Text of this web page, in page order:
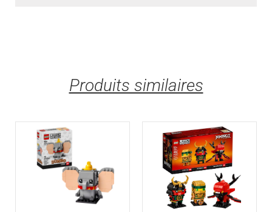
Produits similaires